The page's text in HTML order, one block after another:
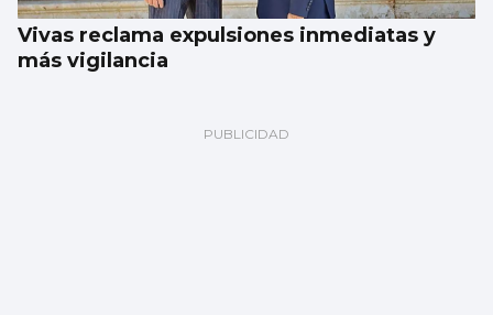
Vivas reclama expulsiones inmediatas y
más vigilancia